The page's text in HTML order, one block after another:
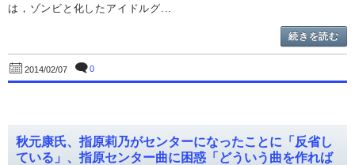
は，ゾンビと化したアイドルグ...
続きを読む
2014/02/07 0
秋元康氏、指原莉乃がセンターになったことに「反省し
ている」、指原センター曲に困惑「どういう曲を作れば